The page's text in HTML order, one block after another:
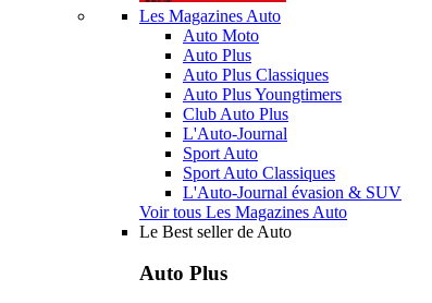
Les Magazines Auto
Auto Moto
Auto Plus
Auto Plus Classiques
Auto Plus Youngtimers
Club Auto Plus
L'Auto-Journal
Sport Auto
Sport Auto Classiques
L'Auto-Journal évasion & SUV
Voir tous Les Magazines Auto
Le Best seller de Auto
Auto Plus